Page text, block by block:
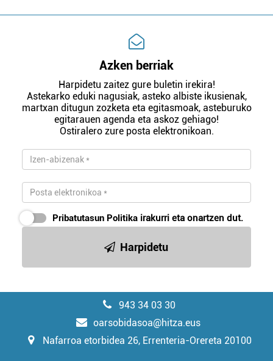
Azken berriak
Harpidetu zaitez gure buletin irekira!
Astekarko eduki nagusiak, asteko albiste ikusienak,
martxan ditugun zozketa eta egitasmoak, asteburuko
egitarauen agenda eta askoz gehiago!
Ostiralero zure posta elektronikoan.
Pribatutasun Politika irakurri eta onartzen dut.
Harpidetu
943 34 03 30
oarsobidasoa@hitza.eus
Nafarroa etorbidea 26, Errenteria-Orereta 20100